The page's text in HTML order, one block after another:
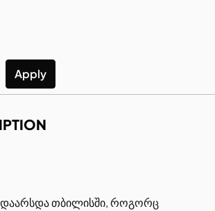
Apply
თბილისში, როგორც